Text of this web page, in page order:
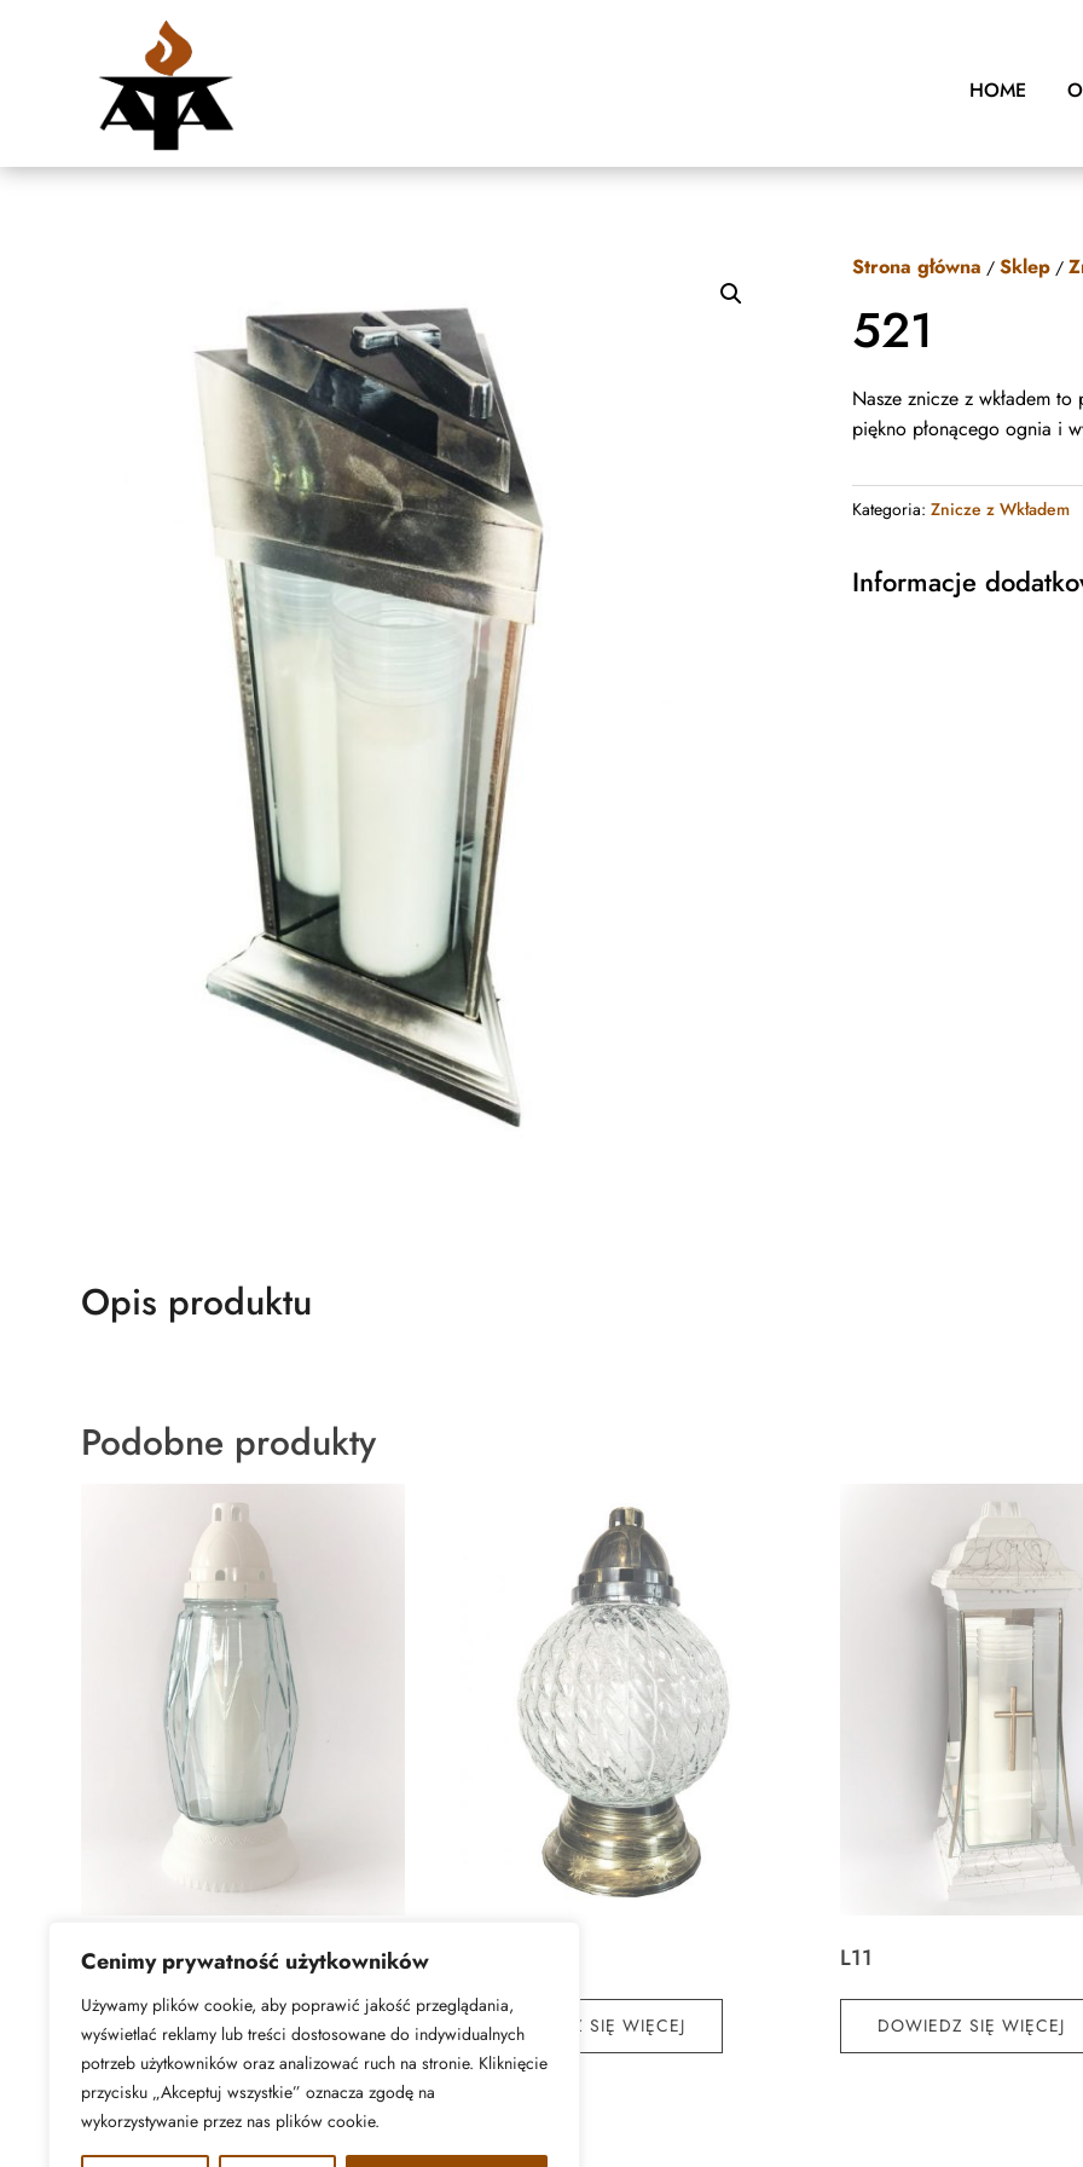
Cenimy prywatność użytkowników
Używamy plików cookie, aby poprawić jakość przeglądania,
wyświetlać reklamy lub treści dostosowane do indywidualnych
potrzeb użytkowników oraz analizować ruch na stronie. Kliknięcie
przycisku „Akceptuj wszystkie” oznacza zgodę na
wykorzystywanie przez nas plików cookie.
HOME
Strona główna /Sklep /
521
Nasze znicze z wkładem
piękno płonącego ognia i
Kategoria:Znicze z Wkładem
Informacje
Opis produktu
Podobne produkty
88
DOWIEDZ SIĘ WIĘCEJ DOWIEDZ SIĘ WIĘCEJ
L11
DOWIEDZ SIĘ WIĘCEJ